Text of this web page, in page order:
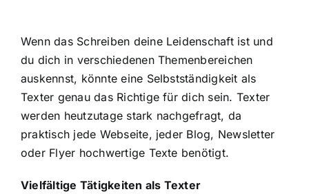
Wenn das Schreiben deine Leidenschaft ist und
du dich in verschiedenen Themenbereichen
auskennst, könnte eine Selbstständigkeit als
Texter genau das Richtige für dich sein. Texter
werden heutzutage stark nachgefragt, da
praktisch jede Webseite, jeder Blog, Newsletter
oder Flyer hochwertige Texte benötigt.
Vielfältige Tätigkeiten als Texter